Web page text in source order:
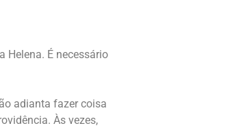
Helena. É necessário
adianta fazer coisa
Às vezes,